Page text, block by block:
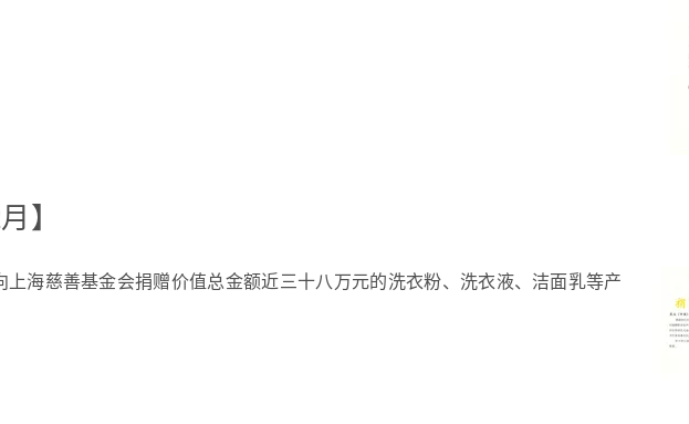
】
上海慈善基金会捐赠价值总金额近三十八万元的洗衣粉、洗衣液、洁面乳等产